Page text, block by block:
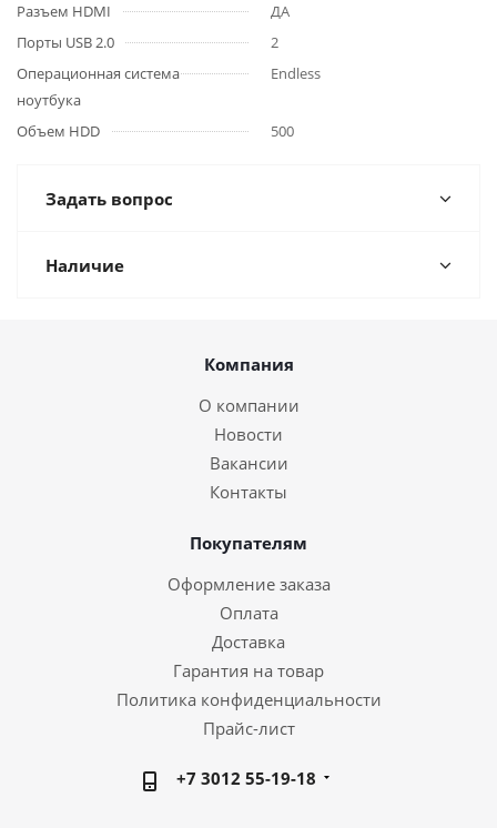
Разъем HDMI
ДА
Порты USB 2.0
2
Операционная система
ноутбука
Endless
Объем HDD 500
Задать вопрос
Наличие
Компания
О компании
Новости
Вакансии
Контакты
Покупателям
Оформление заказа
Оплата
Доставка
Гарантия на товар
Политика конфиденциальности
Прайс-лист
+7 3012 55-19-18